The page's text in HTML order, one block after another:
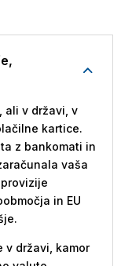
ali v državi, v
kartice.
z bankomati in
vaša
in EU
v državi, kamor